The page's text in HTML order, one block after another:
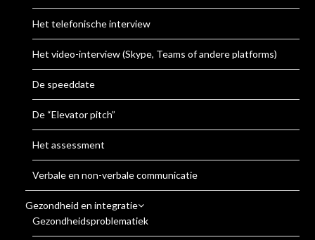
Het telefonische interview
Het video-interview (Skype, Teams of andere platforms)
De speeddate
De “Elevator pitch”
Het assessment
Verbale en non-verbale communicatie
Gezondheid en integratie
Gezondheidsproblematiek